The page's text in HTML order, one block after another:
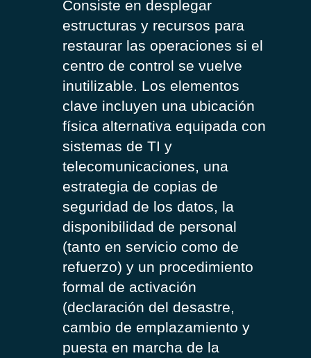
Consiste en desplegar
estructuras y recursos para
restaurar las operaciones si el
centro de control se vuelve
inutilizable. Los elementos
clave incluyen una ubicación
física alternativa equipada con
sistemas de TI y
telecomunicaciones, una
estrategia de copias de
seguridad de los datos, la
disponibilidad de personal
(tanto en servicio como de
refuerzo) y un procedimiento
formal de activación
(declaración del desastre,
cambio de emplazamiento y
puesta en marcha de la